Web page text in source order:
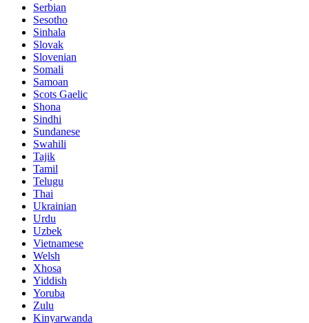
Serbian
Sesotho
Sinhala
Slovak
Slovenian
Somali
Samoan
Scots Gaelic
Shona
Sindhi
Sundanese
Swahili
Tajik
Tamil
Telugu
Thai
Ukrainian
Urdu
Uzbek
Vietnamese
Welsh
Xhosa
Yiddish
Yoruba
Zulu
Kinyarwanda